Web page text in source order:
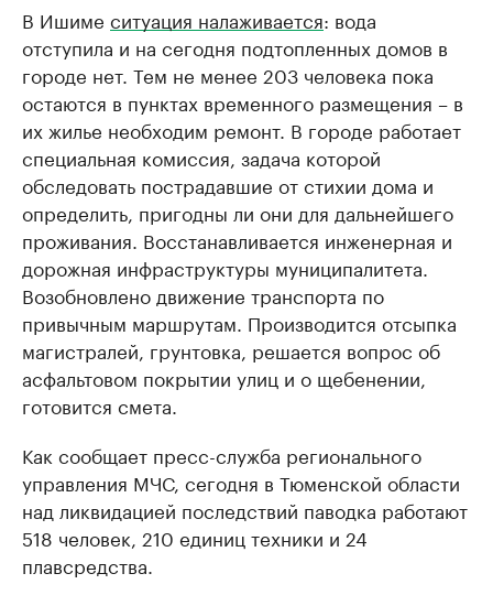
В Ишиме ситуация налаживается: вода
отступила и на сегодня подтопленных домов в
городе нет. Тем не менее 203 человека пока
остаются в пунктах временного размещения – в
их жилье необходим ремонт. В городе работает
специальная комиссия, задача которой
обследовать пострадавшие от стихии дома и
определить, пригодны ли они для дальнейшего
проживания. Восстанавливается инженерная и
дорожная инфраструктуры муниципалитета.
Возобновлено движение транспорта по
привычным маршрутам. Производится отсыпка
магистралей, грунтовка, решается вопрос об
асфальтовом покрытии улиц и о щебенении,
готовится смета.
Как сообщает пресс-служба регионального
управления МЧС, сегодня в Тюменской области
над ликвидацией последствий паводка работают
518 человек, 210 единиц техники и 24
плавсредства.